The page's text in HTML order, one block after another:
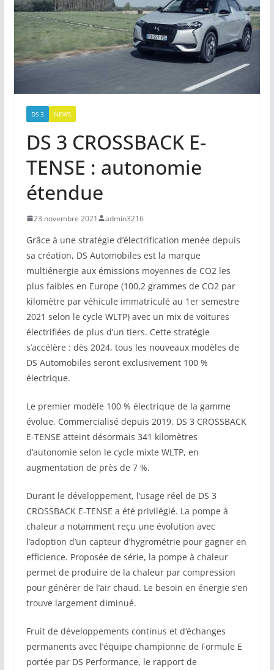
DS 3 NEWS
DS 3 CROSSBACK E-
TENSE : autonomie
étendue
23 novembre 2021 admin3216
Grâce à une stratégie d’électrification menée depuis
sa création, DS Automobiles est la marque
multiénergie aux émissions moyennes de CO2 les
plus faibles en Europe (100,2 grammes de CO2 par
kilomètre par véhicule immatriculé au 1er semestre
2021 selon le cycle WLTP) avec un mix de voitures
électrifiées de plus d’un tiers. Cette stratégie
s’accélère : dès 2024, tous les nouveaux modèles de
DS Automobiles seront exclusivement 100 %
électrique.
Le premier modèle 100 % électrique de la gamme
évolue. Commercialisé depuis 2019, DS 3 CROSSBACK
E-TENSE atteint désormais 341 kilomètres
d’autonomie selon le cycle mixte WLTP, en
augmentation de près de 7 %.
Durant le développement, l’usage réel de DS 3
CROSSBACK E-TENSE a été privilégié. La pompe à
chaleur a notamment reçu une évolution avec
l’adoption d’un capteur d’hygrométrie pour gagner en
efficience. Proposée de série, la pompe à chaleur
permet de produire de la chaleur par compression
pour générer de l’air chaud. Le besoin en énergie s’en
trouve largement diminué.
Fruit de développements continus et d’échanges
permanents avec l’équipe championne de Formule E
portée par DS Performance, le rapport de